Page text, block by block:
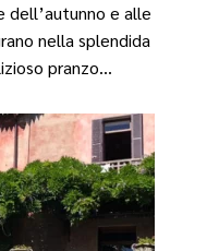
dell’autunno e alle
nella splendida
pranzo…